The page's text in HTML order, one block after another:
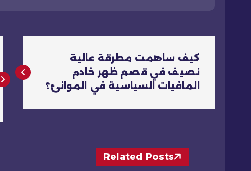
ص
فّ
كيف ساهمت مطرقة عالية
نصيف في قصم ظهر خادم
المافيات السياسية في الموانئ؟
Related Posts